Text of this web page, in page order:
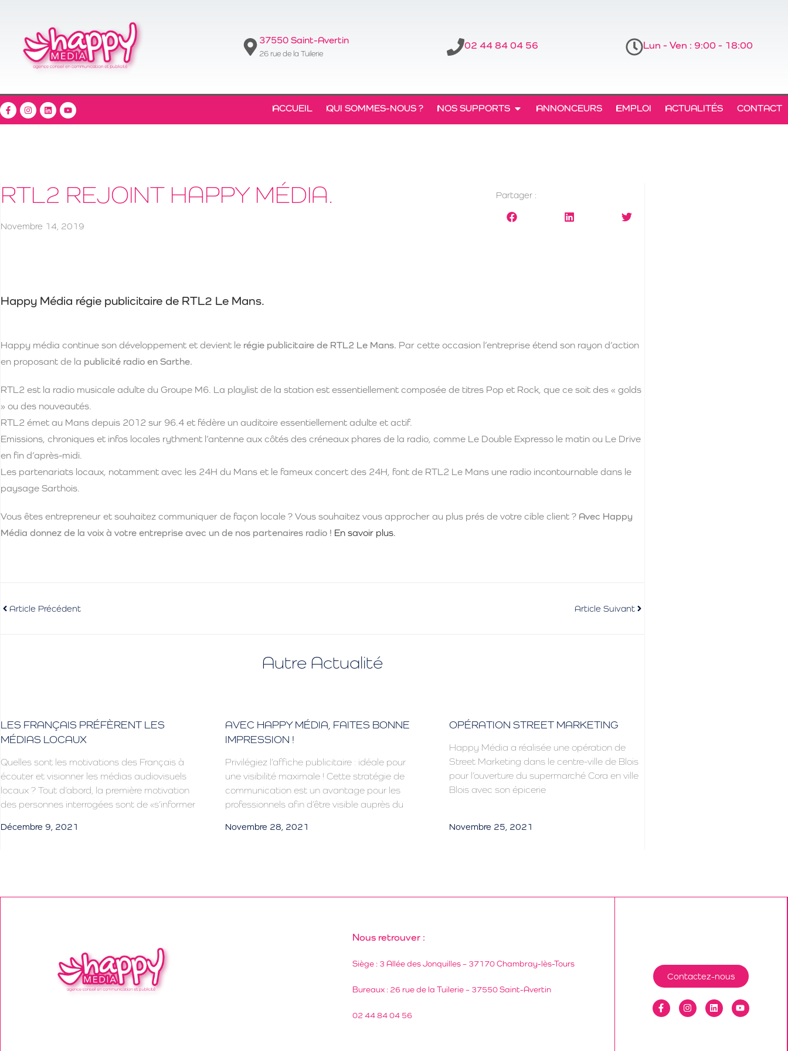
37550 Saint-Avertin
26 rue de la Tuilerie
02 44 84 04 56 Lun - Ven : 9:00 - 18:00
ACCUEIL QUI SOMMES-NOUS ? NOS SUPPORTS ANNONCEURS EMPLOI ACTUALITÉS CONTACT
RTL2 REJOINT HAPPY MÉDIA.
Novembre 14, 2019
Partager :
Happy Média régie publicitaire de RTL2 Le Mans.
Happy média continue son développement et devient le régie publicitaire de RTL2 Le Mans. Par cette occasion l’entreprise étend son rayon d’action
en proposant de la publicité radio en Sarthe.
RTL2 est la radio musicale adulte du Groupe M6. La playlist de la station est essentiellement composée de titres Pop et Rock, que ce soit des « golds
» ou des nouveautés.
RTL2 émet au Mans depuis 2012 sur 96.4 et fédère un auditoire essentiellement adulte et actif.
Emissions, chroniques et infos locales rythment l’antenne aux côtés des créneaux phares de la radio, comme Le Double Expresso le matin ou Le Drive
en fin d’après-midi.
Les partenariats locaux, notamment avec les 24H du Mans et le fameux concert des 24H, font de RTL2 Le Mans une radio incontournable dans le
paysage Sarthois.
Vous êtes entrepreneur et souhaitez communiquer de façon locale ? Vous souhaitez vous approcher au plus prés de votre cible client ? Avec Happy
Média donnez de la voix à votre entreprise avec un de nos partenaires radio ! En savoir plus.
Article Précédent Article Suivant
Autre Actualité
LES FRANÇAIS PRÉFÈRENT LES
MÉDIAS LOCAUX
Quelles sont les motivations des Français à
écouter et visionner les médias audiovisuels
locaux ? Tout d’abord, la première motivation
des personnes interrogées sont de «s’informer
Décembre 9, 2021
AVEC HAPPY MÉDIA, FAITES BONNE
IMPRESSION !
Privilégiez l’affiche publicitaire : idéale pour
une visibilité maximale ! Cette stratégie de
communication est un avantage pour les
professionnels afin d’être visible auprès du
Novembre 28, 2021
OPÉRATION STREET MARKETING
Happy Média a réalisée une opération de
Street Marketing dans le centre-ville de Blois
pour l’ouverture du supermarché Cora en ville
Blois avec son épicerie
Novembre 25, 2021
Nous retrouver :
Siège : 3 Allée des Jonquilles – 37170 Chambray-lès-Tours
Bureaux : 26 rue de la Tuilerie – 37550 Saint-Avertin
02 44 84 04 56
Contactez-nous